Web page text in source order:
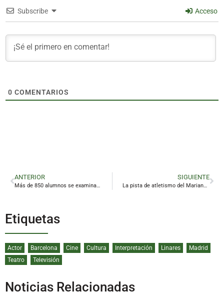
Subscribe Acceso
0 COMENTARIOS
ANTERIOR
Más de 850 alumnos se examinarán en Linares durante la Prueba de Acceso a la Universidad
SIGUIENTE
La pista de atletismo del Mariano de la Paz será remodelada e incluirá un campo de fútbol 7
Etiquetas
Actor Barcelona Cine Cultura Interpretación Linares
Madrid
Teatro
Televisión
Noticias Relacionadas